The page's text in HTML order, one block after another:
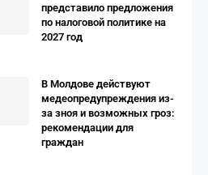
представило предложения
по налоговой политике на
2027 год
В Молдове действуют
медеопредупреждения из-
за зноя и возможных гроз:
рекомендации для
граждан